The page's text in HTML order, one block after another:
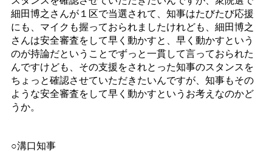
細田博之さんが１区で当選されて、知事はたびたび応援
にも、マイクも握っておられましたけれども、細田博之
さんは安全審査をして早く動かすと、早く動かすという
のが持論だということでずっと一貫して言っておられた
んですけども、その支援をされとった知事のスタンスを
ちょっと確認させていただきたいんですが、知事もその
ような安全審査をして早く動かすというお考えなのかど
うか。
○溝口知事